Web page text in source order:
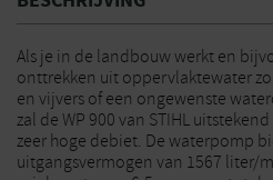
Als je in de landbouw werkt en
onttrekken uit oppervlaktewater
en vijvers of een ongewenste
zal de WP 900 van STIHL
zeer hoge debiet. De waterpomp
uitgangsvermogen van 1567 liter/